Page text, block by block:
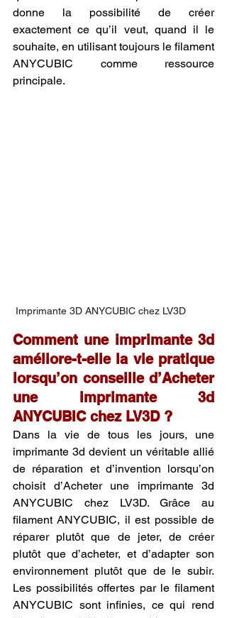
donne la possibilité de créer
exactement ce qu’il veut, quand il le
souhaite, en utilisant toujours le filament
ANYCUBIC comme ressource
principale.
Imprimante 3D ANYCUBIC chez LV3D
Comment une imprimante 3d
améliore-t-elle la vie pratique
lorsqu’on conseille d’Acheter
une imprimante 3d
ANYCUBIC chez LV3D ?
Dans la vie de tous les jours, une
imprimante 3d devient un véritable allié
de réparation et d’invention lorsqu’on
choisit d’Acheter une imprimante 3d
ANYCUBIC chez LV3D. Grâce au
filament ANYCUBIC, il est possible de
réparer plutôt que de jeter, de créer
plutôt que d’acheter, et d’adapter son
environnement plutôt que de le subir.
Les possibilités offertes par le filament
ANYCUBIC sont infinies, ce qui rend